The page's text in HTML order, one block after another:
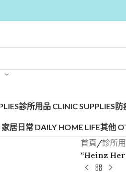
診所用品 CLINIC SUPPLIES防
家居日常 DAILY HOME LIFE其他
首頁/診所
“Heinz